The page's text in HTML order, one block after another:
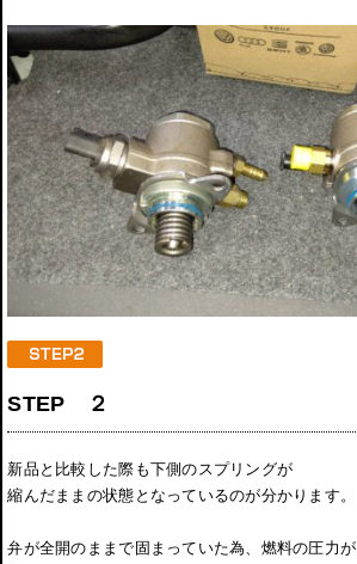
STEP ２
新品と比較した際も下側のスプリングが
縮んだままの状態となっているのが分かります。
弁が全開のままで固まっていた為、燃料の圧力が